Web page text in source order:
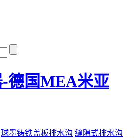
球墨铸铁盖板排水沟 缝隙式排水沟